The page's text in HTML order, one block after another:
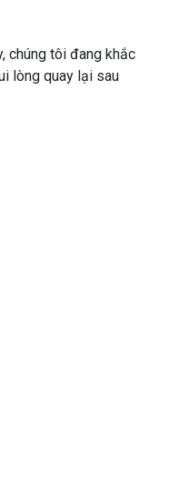
chúng tôi đang khắc
lòng quay lại sau